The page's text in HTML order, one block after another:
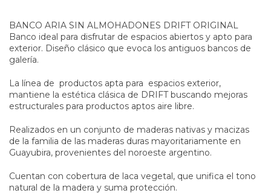
BANCO ARIA SIN ALMOHADONES DRIFT ORIGINAL
Banco ideal para disfrutar de espacios abiertos y apto para
exterior. Diseño clásico que evoca los antiguos bancos de
galería.
La línea de productos apta para espacios exterior,
mantiene la estética clásica de DRIFT buscando mejoras
estructurales para productos aptos aire libre.
Realizados en un conjunto de maderas nativas y macizas
de la familia de las maderas duras mayoritariamente en
Guayubira, provenientes del noroeste argentino.
Cuentan con cobertura de laca vegetal, que unifica el tono
natural de la madera y suma protección.